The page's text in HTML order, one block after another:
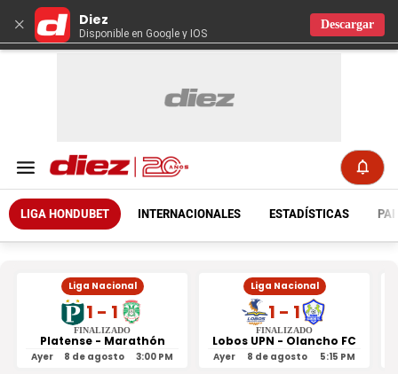
× Diez
Disponible en Google y IOS
Descargar
LIGA HONDUBET INTERNACIONALES ESTADÍSTICAS
Liga Nacional
1 - 1
FINALIZADO
Platense - Marathón
Ayer 8 de agosto 3:00 PM
Liga Nacional
1 - 1
FINALIZADO
Lobos UPN - Olancho FC
Ayer 8 de agosto 5:15 PM